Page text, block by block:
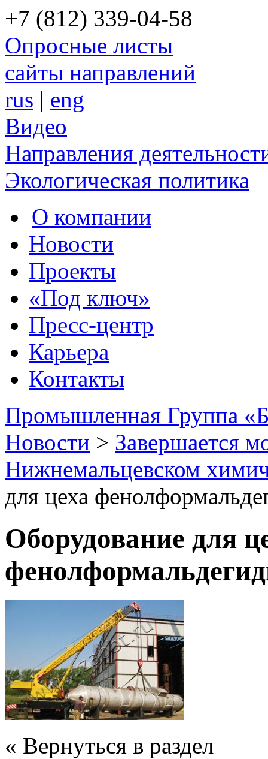
+7 (812) 339-04-58
Опросные листы
сайты направлений
rus | eng
Видео
Направления
Экологическая политика
О компании
Новости
Проекты
«Под ключ»
Пресс-центр
Карьера
Контакты
Промышленная Группа
Новости > Завершается
Нижнемальцевском
для цеха
Оборудование для
« Вернуться в раздел